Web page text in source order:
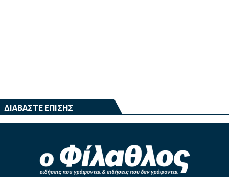
ΔΙΑΒΑΣΤΕ ΕΠΙΣΗΣ